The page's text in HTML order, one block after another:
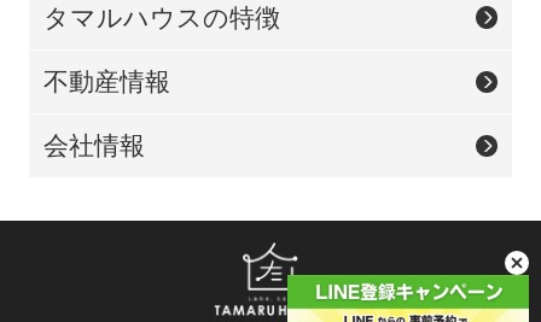
タマルハウスの特徴
不動産情報
会社情報